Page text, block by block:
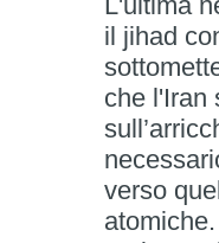
il jihad
che l'Iran
verso